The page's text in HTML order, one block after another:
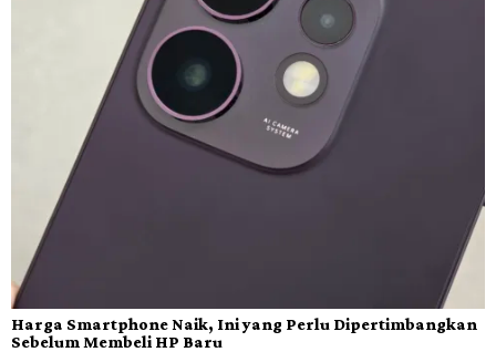
Harga Smartphone Naik, Ini yang Perlu Dipertimbangkan
Sebelum Membeli HP Baru